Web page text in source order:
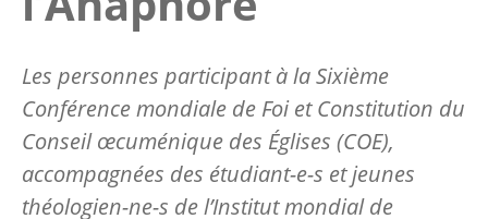
Les personnes participant à la Sixième
Conférence mondiale de Foi et Constitution du
Conseil œcuménique des Églises (COE),
accompagnées des étudiant-e-s et jeunes
théologien-ne-s de l’Institut mondial de